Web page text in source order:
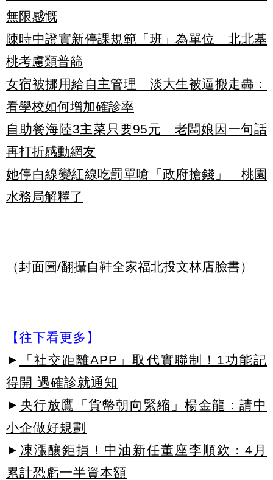
無限感慨
陳時中證實新停課規範「班」為單位 北北基
桃考慮類普篩
女宿被挪用給自主管理 淡大生被逼搬走轟：
看學校如何增加確診率
自助餐海陸3主菜只要95元 老闆娘因一句話
再打折感動網友
她停白線變紅線吃罰單嗆「政府搶錢」 桃園
水務局解釋了
（封面圖/翻攝自鞋全家福北投文林店臉書）
【往下看更多】
►
「社交距離APP」取代實聯制！1功能記
得開 遇確診就通知
► 央行放鷹「貨幣朝向緊縮」楊金龍：請中
小企做好規劃
► 凍漲釀鉅損！中油新任董座李順欽：4月
累計恐虧一半資本額